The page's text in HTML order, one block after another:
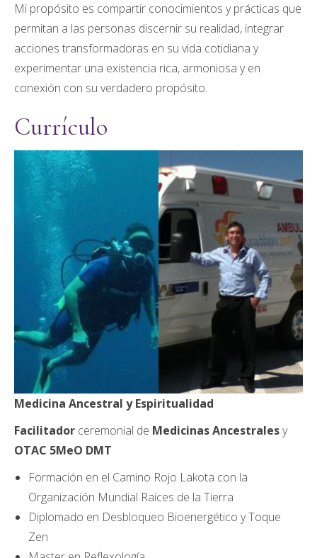
Mi propósito es compartir conocimientos y prácticas que
permitan a las personas discernir su realidad, integrar
acciones transformadoras en su vida cotidiana y
experimentar una existencia rica, armoniosa y en
conexión con su verdadero propósito.
Currículo
Medicina Ancestral y Espiritualidad
Facilitador ceremonial de Medicinas Ancestralesy
OTAC 5MeO DMT
Formación en el Camino Rojo Lakota con la
Organización Mundial Raíces de la Tierra
Diplomado en Desbloqueo Bioenergético y Toque
Zen